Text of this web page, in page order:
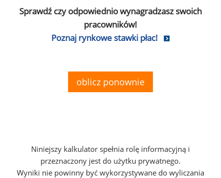
Sprawdź czy odpowiednio wynagradzasz swoich
pracowników!
Poznaj rynkowe stawki płac!
oblicz ponownie
Niniejszy kalkulator spełnia rolę informacyjną i
przeznaczony jest do użytku prywatnego.
Wyniki nie powinny być wykorzystywane do wyliczania